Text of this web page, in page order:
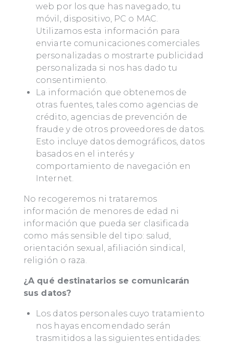
web por los que has navegado, tu
móvil, dispositivo, PC o MAC.
Utilizamos esta información para
enviarte comunicaciones comerciales
personalizadas o mostrarte publicidad
personalizada si nos has dado tu
consentimiento.
La información que obtenemos de
otras fuentes, tales como agencias de
crédito, agencias de prevención de
fraude y de otros proveedores de datos.
Esto incluye datos demográficos, datos
basados en el interés y
comportamiento de navegación en
Internet.
No recogeremos ni trataremos
información de menores de edad ni
información que pueda ser clasificada
como más sensible del tipo: salud,
orientación sexual, afiliación sindical,
religión o raza.
¿A qué destinatarios se comunicarán
sus datos?
Los datos personales cuyo tratamiento
nos hayas encomendado serán
trasmitidos a las siguientes entidades: